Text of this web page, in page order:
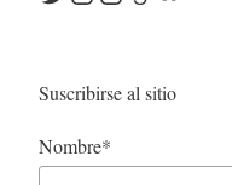
Suscribirse al sitio
Nombre*